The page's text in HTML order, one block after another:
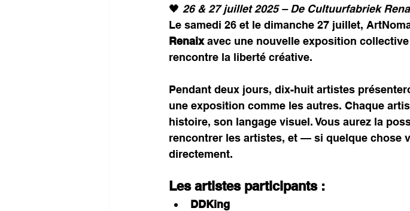
🖤 26 & 27 juillet 2025 – De Cultuurfabriek
Le samedi 26 et le dimanche 27 juillet,
Renaix avec une nouvelle exposition
rencontre la liberté créative.
Pendant deux jours, dix-huit artistes
une exposition comme les autres. Chaque
histoire, son langage visuel. Vous aurez la
rencontrer les artistes, et — si quelque chose
directement.
Les artistes participants :
DDKing